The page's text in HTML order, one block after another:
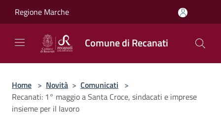
Regione Marche
Comune di Recanati
Home > Novità > Comunicati >
Recanati: 1° maggio a Santa Croce, sindacati e imprese
insieme per il lavoro